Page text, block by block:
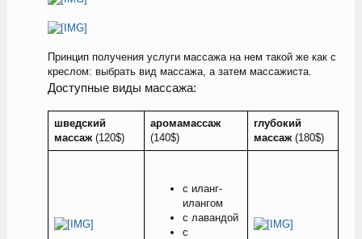
Принцип получения услуги массажа на нем такой же как с
креслом: выбрать вид массажа, а затем массажиста.
Доступные виды массажа:
шведский
массаж(120$)
аромамассаж
(140$)
глубокий
массаж(180$)
с иланг-
илангом
с лавандой
с